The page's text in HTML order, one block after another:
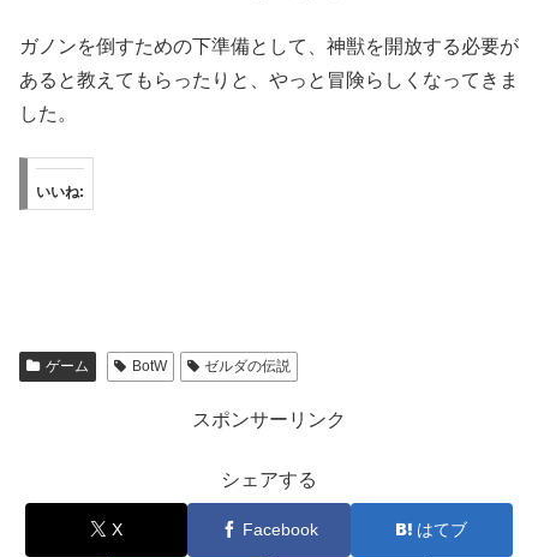
ガノンを倒すための下準備として、神獣を開放する必要が
あると教えてもらったりと、やっと冒険らしくなってきま
した。
いいね:
ゲーム BotW ゼルダの伝説
スポンサーリンク
シェアする
X Facebook はてブ